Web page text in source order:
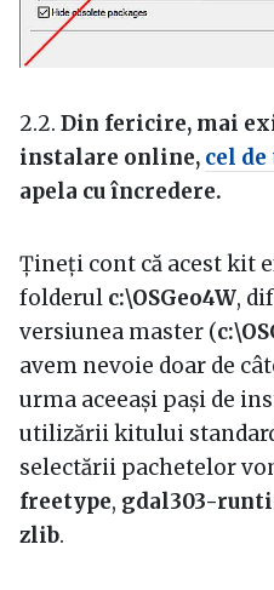
2.2. Din fericire, mai
instalare online, cel
apela cu încredere.
Țineți cont că acest kit
folderul c:\OSGeo4W,
versiunea master (
avem nevoie doar de
urma aceeași pași de
utilizării kitului
selectării pachetelor
freetype, gdal303-
zlib.